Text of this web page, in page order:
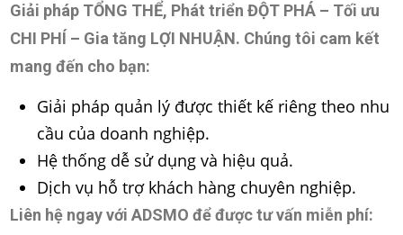
Giải pháp TỔNG THỂ, Phát triển ĐỘT PHÁ – Tối ưu
CHI PHÍ – Gia tăng LỢI NHUẬN. Chúng tôi cam kết
mang đến cho bạn:
Giải pháp quản lý được thiết kế riêng theo nhu
cầu của doanh nghiệp.
Hệ thống dễ sử dụng và hiệu quả.
Dịch vụ hỗ trợ khách hàng chuyên nghiệp.
Liên hệ ngay với ADSMO để được tư vấn miễn phí: